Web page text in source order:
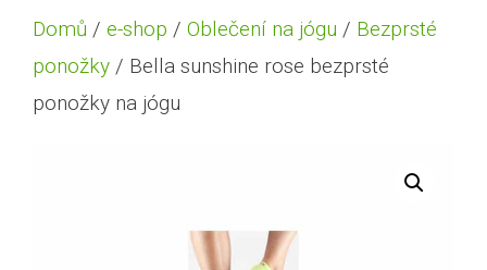
Domů / e-shop / Oblečení na jógu / Bezprsté
ponožky / Bella sunshine rose bezprsté
ponožky na jógu